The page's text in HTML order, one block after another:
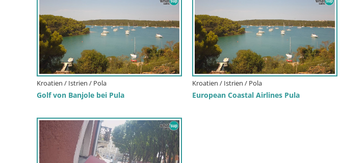
Kroatien / Istrien / Pola
Golf von Banjole bei Pula
Kroatien / Istrien / Pola
European Coastal Airlines Pula